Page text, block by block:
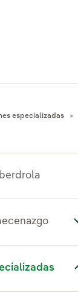
especializadas